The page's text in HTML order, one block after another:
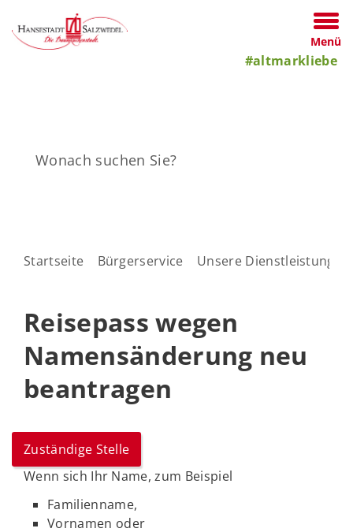
Menü
#altmarkliebe
Startseite Bürgerservice Unsere Dienstleistungen
Reisepass wegen
Namensänderung neu
beantragen
Zuständige Stelle
Wenn sich Ihr Name, zum Beispiel
Familienname,
Vornamen oder